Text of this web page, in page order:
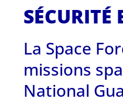
SÉCURITÉ
La Space
missions
National